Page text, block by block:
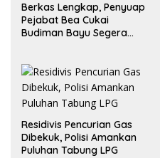
Berkas Lengkap, Penyuap
Pejabat Bea Cukai
Budiman Bayu Segera
Residivis Pencurian Gas
Dibekuk, Polisi Amankan
Puluhan Tabung LPG